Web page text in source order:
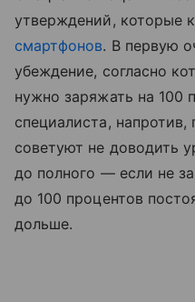
утверждений, которые
смартфонов. В первую
убеждение, согласно
нужно заряжать на 100
специалиста,
советуют не доводить
до полного — если не
до 100 процентов
дольше.